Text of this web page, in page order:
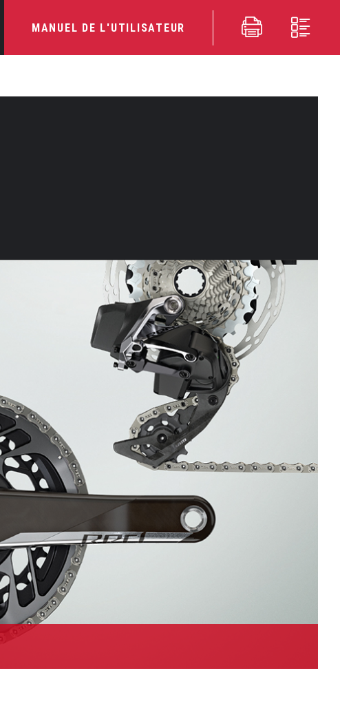
MANUEL DE L'UTILISATEUR